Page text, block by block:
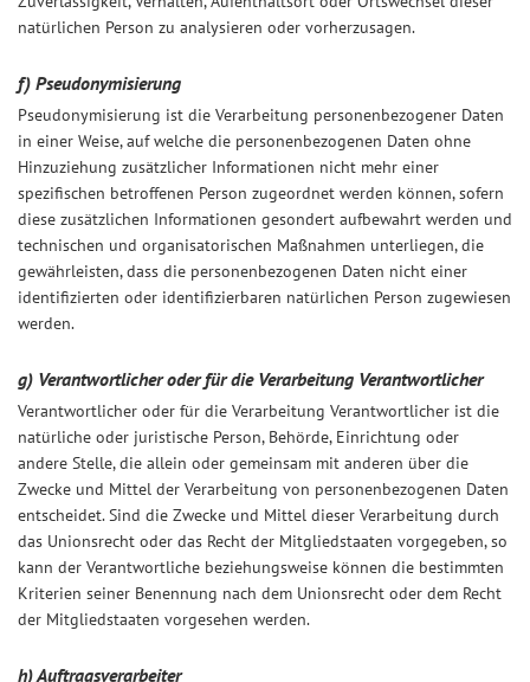
natürlichen Person zu analysieren oder vorherzusagen.
f) Pseudonymisierung
Pseudonymisierung ist die Verarbeitung personenbezogener Daten
in einer Weise, auf welche die personenbezogenen Daten ohne
Hinzuziehung zusätzlicher Informationen nicht mehr einer
spezifischen betroffenen Person zugeordnet werden können, sofern
diese zusätzlichen Informationen gesondert aufbewahrt werden und
technischen und organisatorischen Maßnahmen unterliegen, die
gewährleisten, dass die personenbezogenen Daten nicht einer
identifizierten oder identifizierbaren natürlichen Person zugewiesen
werden.
g) Verantwortlicher oder für die Verarbeitung Verantwortlicher
Verantwortlicher oder für die Verarbeitung Verantwortlicher ist die
natürliche oder juristische Person, Behörde, Einrichtung oder
andere Stelle, die allein oder gemeinsam mit anderen über die
Zwecke und Mittel der Verarbeitung von personenbezogenen Daten
entscheidet. Sind die Zwecke und Mittel dieser Verarbeitung durch
das Unionsrecht oder das Recht der Mitgliedstaaten vorgegeben, so
kann der Verantwortliche beziehungsweise können die bestimmten
Kriterien seiner Benennung nach dem Unionsrecht oder dem Recht
der Mitgliedstaaten vorgesehen werden.
h) Auftragsverarbeiter